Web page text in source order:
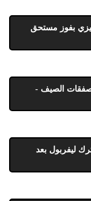
بفوز مستحق
الصيف -
ليفربول بعد